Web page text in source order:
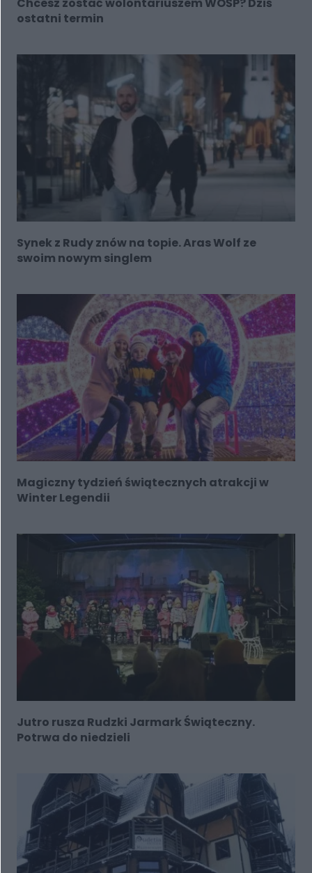
ostatni termin
Synek z Rudy znów na topie. Aras Wolf ze
swoim nowym singlem
Magiczny tydzień świątecznych atrakcji w
Winter Legendii
Jutro rusza Rudzki Jarmark Świąteczny.
Potrwa do niedzieli